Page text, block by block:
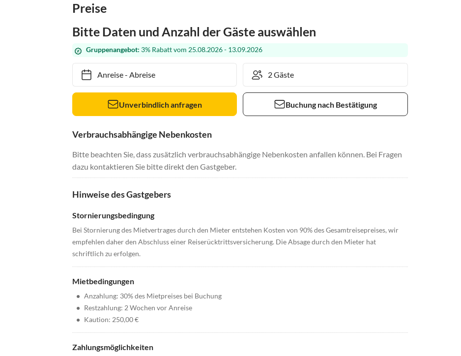
Preise
Bitte Daten und Anzahl der Gäste auswählen
Gruppenangebot: 3% Rabatt vom 25.08.2026 - 13.09.2026
Anreise- Abreise
Unverbindlich anfragen Buchung nach Bestätigung
Verbrauchsabhängige Nebenkosten
Bitte beachten Sie, dass zusätzlich verbrauchsabhängige Nebenkosten anfallen können. Bei Fragen
dazu kontaktieren Sie bitte direkt den Gastgeber.
Hinweise des Gastgebers
Stornierungsbedingung
Bei Stornierung des Mietvertrages durch den Mieter entstehen Kosten von 90% des Gesamtreisepreises, wir
empfehlen daher den Abschluss einer Reiserücktrittsversicherung. Die Absage durch den Mieter hat
schriftlich zu erfolgen.
Mietbedingungen
• Anzahlung: 30% des Mietpreises bei Buchung
• Restzahlung: 2 Wochen vor Anreise
• Kaution: 250,00 €
Zahlungsmöglichkeiten